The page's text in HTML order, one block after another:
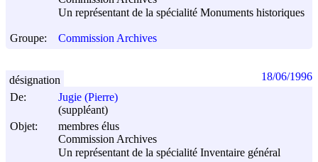
Un représentant de la spécialité Monuments historiques
Groupe: Commission Archives
De:
Jugie (Pierre)
(suppléant)
Objet:
membres élus
Commission Archives
Un représentant de la spécialité Inventaire général
désignation 18/06/1996